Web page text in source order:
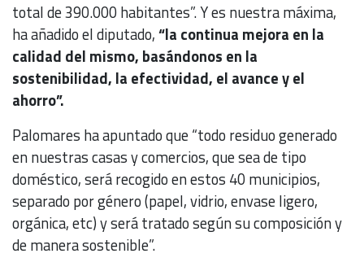
total de 390.000 habitantes”. Y es nuestra máxima,
ha añadido el diputado,“la continua mejora en la
calidad del mismo, basándonos en la
sostenibilidad, la efectividad, el avance y el
ahorro”.
Palomares ha apuntado que “todo residuo generado
en nuestras casas y comercios, que sea de tipo
doméstico, será recogido en estos 40 municipios,
separado por género (papel, vidrio, envase ligero,
orgánica, etc) y será tratado según su composición y
de manera sostenible”.